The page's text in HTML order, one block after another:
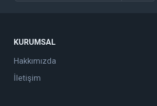
KURUMSAL
Hakkımızda
İletişim